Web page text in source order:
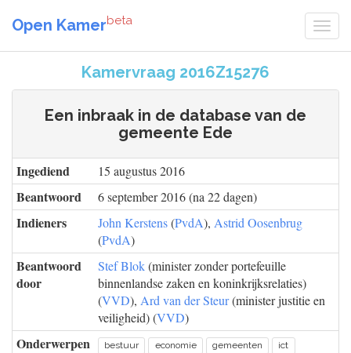
Open Kamerbeta
Kamervraag 2016Z15276
Een inbraak in de database van de
gemeente Ede
Ingediend 15 augustus 2016
Beantwoord 6 september 2016 (na 22 dagen)
Indieners John Kerstens(PvdA), Astrid Oosenbrug
(PvdA)
Beantwoord
door
Stef Blok(minister zonder portefeuille
binnenlandse zaken en koninkrijksrelaties)
(VVD), Ard van der Steur(minister justitie en
veiligheid) (VVD)
Onderwerpen bestuur economie gemeenten
ict